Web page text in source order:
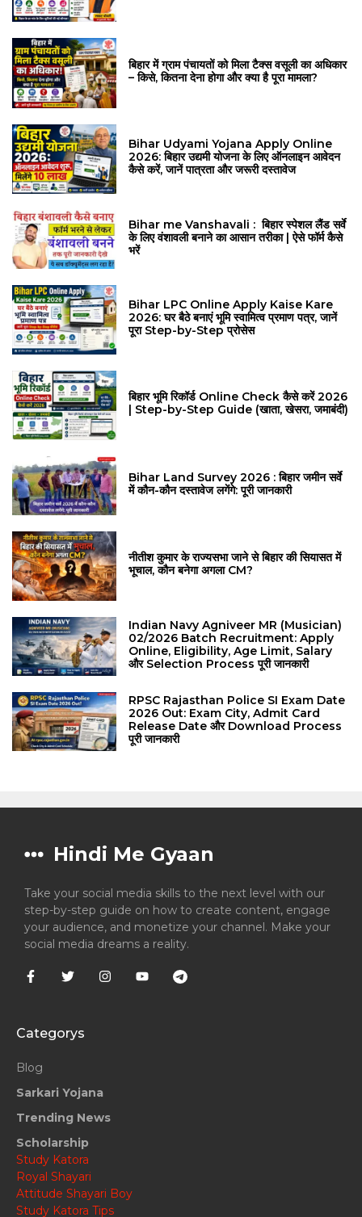
बिहार में ग्राम पंचायतों को मिला टैक्स वसूली का अधिकार
– किसे, कितना देना होगा और क्या है पूरा मामला?
Bihar Udyami Yojana Apply Online
2026: बिहार उद्यमी योजना के लिए ऑनलाइन आवेदन
कैसे करें, जानें पात्रता और जरूरी दस्तावेज
Bihar me Vanshavali : बिहार स्पेशल लैंड सर्वे
के लिए वंशावली बनाने का आसान तरीका | ऐसे फॉर्म कैसे
भरें
Bihar LPC Online Apply Kaise Kare
2026: घर बैठे बनाएं भूमि स्वामित्व प्रमाण पत्र, जानें
पूरा Step-by-Step प्रोसेस
बिहार भूमि रिकॉर्ड Online Check कैसे करें 2026
| Step-by-Step Guide (खाता, खेसरा, जमाबंदी)
Bihar Land Survey 2026 : बिहार जमीन सर्वे
में कौन-कौन दस्तावेज लगेंगे: पूरी जानकारी
नीतीश कुमार के राज्यसभा जाने से बिहार की सियासत में
भूचाल, कौन बनेगा अगला CM?
Indian Navy Agniveer MR (Musician)
02/2026 Batch Recruitment: Apply
Online, Eligibility, Age Limit, Salary
और Selection Process पूरी जानकारी
RPSC Rajasthan Police SI Exam Date
2026 Out: Exam City, Admit Card
Release Date और Download Process
पूरी जानकारी
Hindi Me Gyaan
Take your social media skills to the next level with our
step-by-step guide on how to create content, engage
your audience, and monetize your channel. Make your
social media dreams a reality.
Categorys
Blog
Sarkari Yojana
Trending News
Scholarship
Study Katora
Royal Shayari
Attitude Shayari Boy
Study Katora Tips